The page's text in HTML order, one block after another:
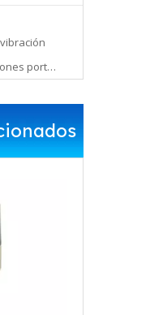
Analizadores de vibraciones portátiles